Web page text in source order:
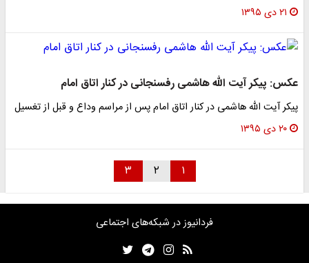
۲۱ دی ۱۳۹۵
عکس: پيكر آيت الله هاشمى رفسنجانی در كنار اتاق امام
پيكر آيت الله هاشمى در كنار اتاق امام پس از مراسم وداع و قبل از تغسيل
۲۰ دی ۱۳۹۵
۱ ۲ ۳
فردانیوز در شبکه‌های اجتماعی